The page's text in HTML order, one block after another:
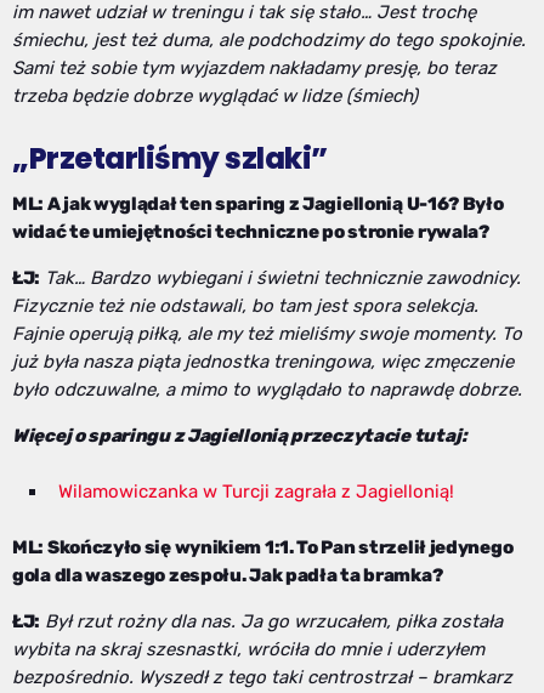
im nawet udział w treningu i tak się stało… Jest trochę
śmiechu, jest też duma, ale podchodzimy do tego spokojnie.
Sami też sobie tym wyjazdem nakładamy presję, bo teraz
trzeba będzie dobrze wyglądać w lidze (śmiech)
„Przetarliśmy szlaki”
ML: A jak wyglądał ten sparing z Jagiellonią U-16? Było
widać te umiejętności techniczne po stronie rywala?
ŁJ: Tak… Bardzo wybiegani i świetni technicznie zawodnicy.
Fizycznie też nie odstawali, bo tam jest spora selekcja.
Fajnie operują piłką, ale my też mieliśmy swoje momenty. To
już była nasza piąta jednostka treningowa, więc zmęczenie
było odczuwalne, a mimo to wyglądało to naprawdę dobrze.
Więcej o sparingu z Jagiellonią przeczytacie tutaj:
Wilamowiczanka w Turcji zagrała z Jagiellonią!
ML: Skończyło się wynikiem 1:1. To Pan strzelił jedynego
gola dla waszego zespołu. Jak padła ta bramka?
ŁJ: Był rzut rożny dla nas. Ja go wrzucałem, piłka została
wybita na skraj szesnastki, wróciła do mnie i uderzyłem
bezpośrednio. Wyszedł z tego taki centrostrzał – bramkarz